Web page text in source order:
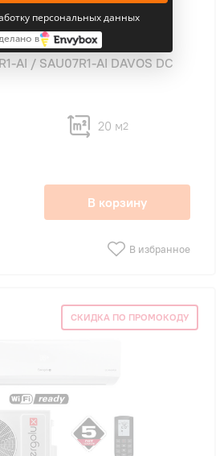
AI / SAU07R1-AI DAVOS DC
20 м2
В корзину
В избранное
СКИДКА ПО ПРОМОКОДУ
персональных данных
в